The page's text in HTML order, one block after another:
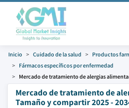
Inicio Cuidado de la salud
Productos
Fármacos específicos por enfermedad
Mercado de tratamiento de alergias
Mercado de tratamiento de
Tamaño y compartir 2025 -